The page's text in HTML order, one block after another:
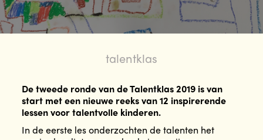
talentklas
De tweede ronde van de Talentklas 2019 is van
start met een nieuwe reeks van 12 inspirerende
lessen voor talentvolle kinderen.
In de eerste les onderzochten de talenten het